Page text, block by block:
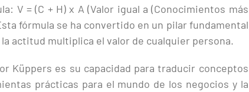
V = (C + H) x A (Valor igual a (Conocimientos más
fórmula se ha convertido en un pilar fundamental
actitud multiplica el valor de cualquier persona.
Küppers es su capacidad para traducir conceptos
prácticas para el mundo de los negocios y la